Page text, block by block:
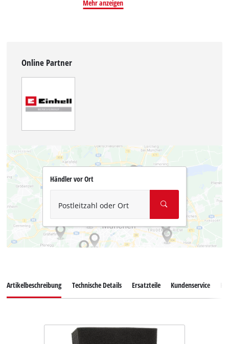
Mehr anzeigen
Online Partner
Händler vor Ort
Postleitzahl oder Ort
Artikelbeschreibung Technische Details Ersatzteile Kundenservice